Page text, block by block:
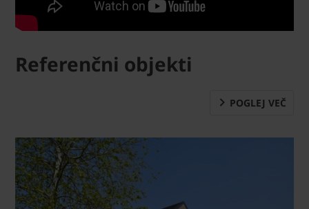
Referenčni objekti
POGLEJ VEČ